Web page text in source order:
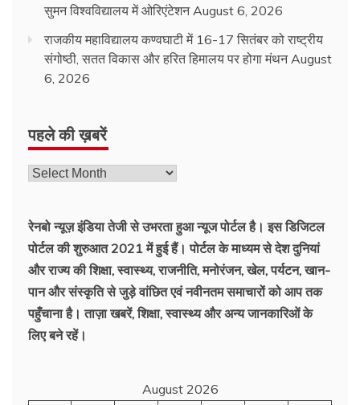
सुमन विश्वविद्यालय में ओरिएंटेशन August 6, 2026
राजकीय महाविद्यालय कण्वघाटी में 16-17 सितंबर को राष्ट्रीय
संगोष्ठी, सतत विकास और हरित हिमालय पर होगा मंथन August
6, 2026
पहले की ख़बरें
पहले
रेनबो न्यूज़ इंडिया तेजी से उभरता हुआ न्‍यूज पोर्टल है। इस डिजिटल
पोर्टल की शुरुआत 2021 में हुई हैं। पोर्टल के माध्यम से देश दुनियां
और राज्य की शिक्षा, स्वास्थ्य, राजनीति, मनोरंजन, खेल, पर्यटन, खान-
पान और संस्कृति से जुड़े वांछित एवं नवीनतम समाचारों को आप तक
पहुँचाना है। ताज़ा खबरें, शिक्षा, स्वास्थ्य और अन्य जानकारिओं के
लिए बने रहें।
August 2026